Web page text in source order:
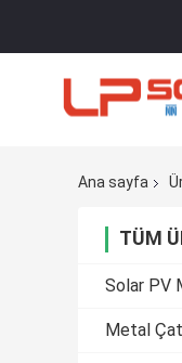
Ana sayfa
TÜM
Solar PV
Metal